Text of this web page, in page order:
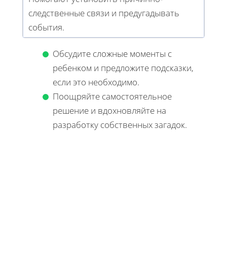
следственные связи и предугадывать
события.
Обсудите сложные моменты с
ребенком и предложите подсказки,
если это необходимо.
Поощряйте самостоятельное
решение и вдохновляйте на
разработку собственных загадок.